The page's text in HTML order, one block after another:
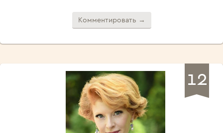
Комментировать →
12